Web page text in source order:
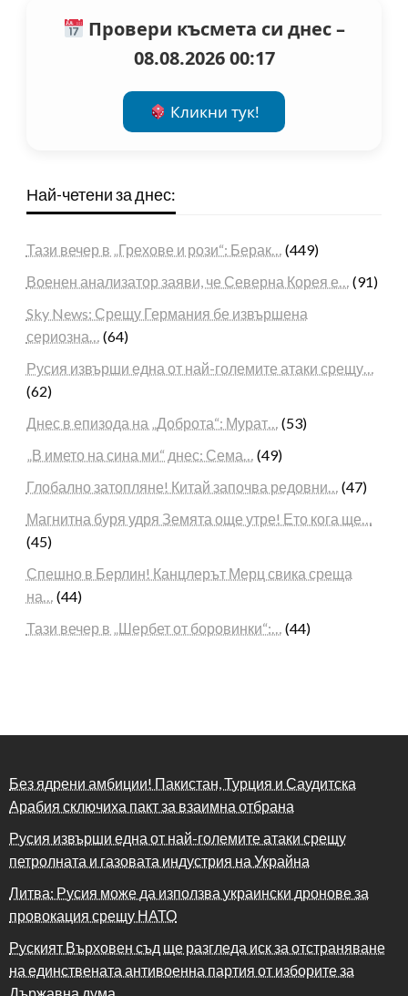
Провери късмета си днес –
08.08.2026 00:17
Кликни тук!
Най-четени за днес:
Тази вечер в „Грехове и рози“: Берак… (449)
Военен анализатор заяви, че Северна Корея е… (91)
Sky News: Срещу Германия бе извършена
сериозна… (64)
Русия извърши една от най-големите атаки срещу…
(62)
Днес в епизода на „Доброта“: Мурат… (53)
„В името на сина ми“ днес: Сема… (49)
Глобално затопляне! Китай започва редовни… (47)
Магнитна буря удря Земята още утре! Ето кога ще…
(45)
Спешно в Берлин! Канцлерът Мерц свика среща
на… (44)
Тази вечер в „Шербет от боровинки“:… (44)
Без ядрени амбиции! Пакистан, Турция и Саудитска
Арабия сключиха пакт за взаимна отбрана
Русия извърши една от най-големите атаки срещу
петролната и газовата индустрия на Украйна
Литва: Русия може да използва украински дронове за
провокация срещу НАТО
Руският Върховен съд ще разгледа иск за отстраняване
на единствената антивоенна партия от изборите за